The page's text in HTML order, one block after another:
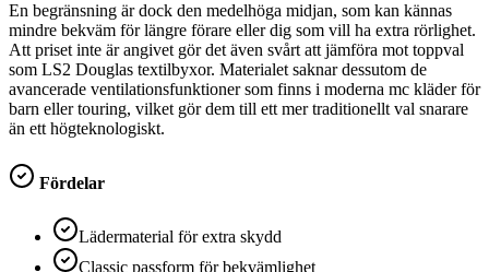
En begränsning är dock den medelhöga midjan, som kan kännas
mindre bekväm för längre förare eller dig som vill ha extra rörlighet.
Att priset inte är angivet gör det även svårt att jämföra mot toppval
som LS2 Douglas textilbyxor. Materialet saknar dessutom de
avancerade ventilationsfunktioner som finns i moderna mc kläder för
barn eller touring, vilket gör dem till ett mer traditionellt val snarare
än ett högteknologiskt.
Fördelar
Lädermaterial för extra skydd
Classic passform för bekvämlighet